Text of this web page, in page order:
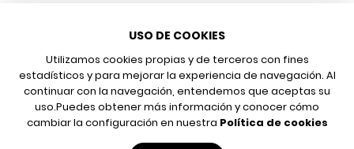
967 599 376
Correo electrónico
info@poeonline.es
© 2026 UCLM, Grupo de Estudios de Literatura y Arte
Aviso legal
USO DE COOKIES
Utilizamos cookies propias y de terceros con fines
estadísticos y para mejorar la experiencia de navegación. Al
continuar con la navegación, entendemos que aceptas su
uso.Puedes obtener más información y conocer cómo
cambiar la configuración en nuestra Política de cookies